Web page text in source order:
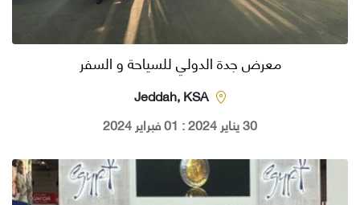
معرض جدة الدولي للسياحة و السفر
Jeddah, KSA
30 يناير 2024 : 01 فبراير 2024